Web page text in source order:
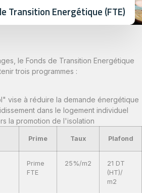
Transition Energétique (FTE)
le Fonds de Transition Energétique
trois programmes :
vise à réduire la demande énergétique
dans le logement individuel
la promotion de l'isolation
Prime Taux Plafond
Prime
FTE
25%/m2
21 DT
(HT)/
m2